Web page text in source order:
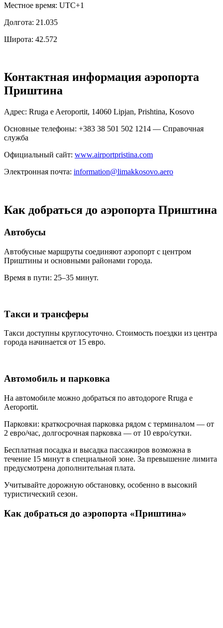
Местное время: UTC+1
Долгота: 21.035
Широта: 42.572
Контактная информация аэропорта
Приштина
Адрес: Rruga e Aeroportit, 14060 Lipjan, Prishtina, Kosovo
Основные телефоны: +383 38 501 502 1214 — Справочная
служба
Официальный сайт: www.airportpristina.com
Электронная почта: information@limakkosovo.aero
Как добраться до аэропорта Приштина
Автобусы
Автобусные маршруты соединяют аэропорт с центром
Приштины и основными районами города.
Время в пути: 25–35 минут.
Такси и трансферы
Такси доступны круглосуточно. Стоимость поездки из центра
города начинается от 15 евро.
Автомобиль и парковка
На автомобиле можно добраться по автодороге Rruga e
Aeroportit.
Парковки: краткосрочная парковка рядом с терминалом — от
2 евро/час, долгосрочная парковка — от 10 евро/сутки.
Бесплатная посадка и высадка пассажиров возможна в
течение 15 минут в специальной зоне. За превышение лимита
предусмотрена дополнительная плата.
Учитывайте дорожную обстановку, особенно в высокий
туристический сезон.
Как добраться до аэропорта «Приштина»